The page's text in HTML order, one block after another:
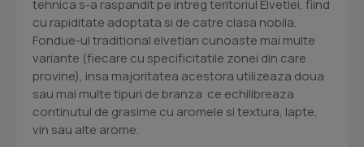
tehnica s-a raspandit pe intreg teritoriul Elvetiei, fiind
cu rapiditate adoptata si de catre clasa nobila.
Fondue-ul traditional elvetian cunoaste mai multe
variante (fiecare cu specificitatile zonei din care
provine), insa majoritatea acestora utilizeaza doua
sau mai multe tipuri de branza  ce echilibreaza
continutul de grasime cu aromele si textura, lapte,
vin sau alte arome.